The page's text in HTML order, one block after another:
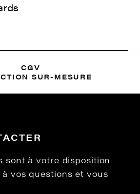
CGV
SUR-MESURE
sont à votre disposition
vos questions et vous